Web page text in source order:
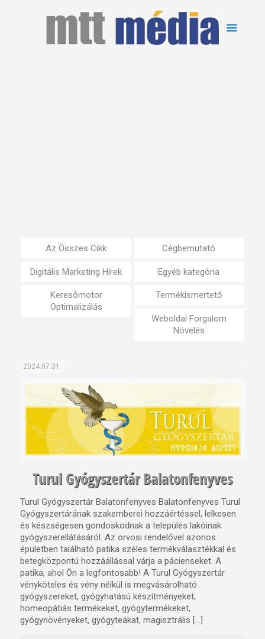
Az Összes Cikk Cégbemutató
Digitális Marketing Hírek Egyéb kategória
Keresőmotor
Optimalizálás
Termékismertető
Weboldal Forgalom
Növelés
2024.07.31.
Turul Gyógyszertár Balatonfenyves
Turul Gyógyszertár Balatonfenyves Balatonfenyves Turul
Gyógyszertárának szakemberei hozzáértéssel, lelkesen
és készségesen gondoskodnak a település lakóinak
gyógyszerellátásáról. Az orvosi rendelővel azonos
épületben található patika széles termékválasztékkal és
betegközpontú hozzáállással várja a pácienseket. A
patika, ahol Ön a legfontosabb! A Turul Gyógyszertár
vényköteles és vény nélkül is megvásárolható
gyógyszereket, gyógyhatású készítményeket,
homeopátiás termékeket, gyógytermékeket,
gyógynövényeket, gyógyteákat, magisztrális […]